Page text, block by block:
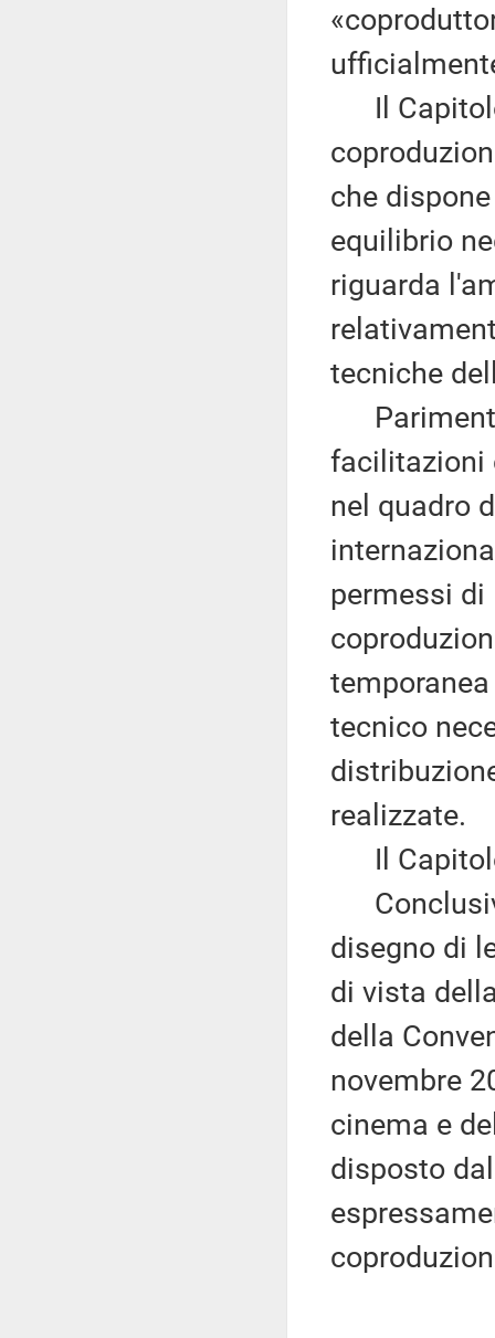
Il
che
equilibrio
riguarda
tecniche
Parimenti
facilitazioni
nel quadro
permessi di
tecnico
realizzate.
Il
disegno di
di vista
della
novembre
cinema e
disposto